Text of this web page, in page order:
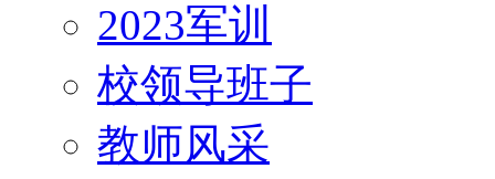
2023军训
校领导班子
教师风采